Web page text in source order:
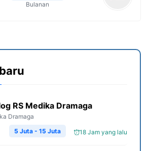
Bulanan
RS Medika Dramaga
Dramaga
18 Jam yang lalu
5 Juta - 15 Juta